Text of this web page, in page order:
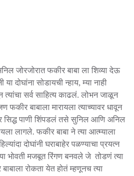
जोरजोरात फकीर बाबा ला शिव्या देऊ
दोघांना सोडायची न्हाय, म्या नाही
त्यांचा सर्व साहित्य काढलं. लोभन जाळून
बाबाला मारायला त्याच्यावर धावून
सिद्ध पाणी शिंपडलं तसे सुनिल आणि अनिल
लागले. फकीर बाबा ने त्या आत्म्याला
दोघांनी घराबाहेर पळण्याचा प्रयत्न
भोवती मजबूत रिंगण बनवले जे तोडणं त्या
रोकता येत होतं म्हणूनच त्या